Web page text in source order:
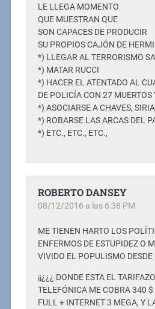
LE LLEGA MOMENTO
QUE MUESTRAN QUE
SON CAPACES DE PRODUCIR
SU PROPIOS CAJÓN DE
*) LLEGAR AL TERRORISMO
*) MATAR RUCCI
*) HACER EL ATENTADO AL
DE POLICÍA CON 27
*) ASOCIARSE A CHAVES,
*) ROBARSE LAS ARCAS DEL
*) ETC., ETC., ETC.,
ROBERTO DANSEY
08/12/2016 a las 6:38 PM
ME TIENEN HARTO LOS
ENFERMOS DE ESTUPIDEZ O
VIVIDO EL POPULISMO
¡¡¿¿¿ DONDE ESTA EL
TELEFÓNICA ME COBRA 340
FULL + INTERNET 3 MEGA, Y